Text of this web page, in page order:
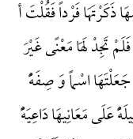
ذَکَرْتَهَا فَرْداً فَقُلْتَ أ
لَهَا مَعْنًی غَیْرَ
جَعَلْتَهَا اسْماً وَ صِفَهًًْ
عَلَی مَعَانِیهَا دَاعِیَهًًْ